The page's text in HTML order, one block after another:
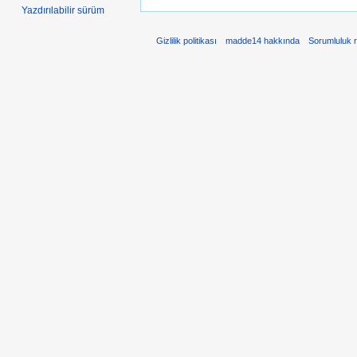
Yazdırılabilir sürüm
Gizlilik politikası madde14 hakkında Sorumluluk